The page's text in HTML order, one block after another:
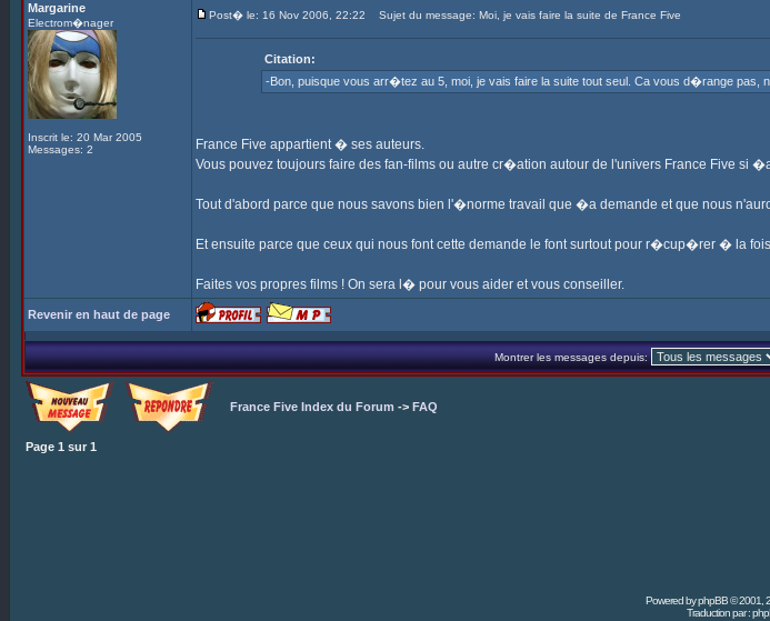
Margarine
Electrom�nager
Inscrit le: 20 Mar 2005
Messages: 2
Post� le: 16 Nov 2006, 22:22 Sujet du message: Moi, je vais faire la suite de France Five
Citation:
-Bon, puisque vous arr�tez au 5, moi, je vais faire la suite tout seul. Ca vous d�range pas,
France Five appartient � ses auteurs.
Vous pouvez toujours faire des fan-films ou autre cr�ation autour de l'univers France Five
Tout d'abord parce que nous savons bien l'�norme travail que �a demande et que nous
Et ensuite parce que ceux qui nous font cette demande le font surtout pour r�cup�rer � la
Faites vos propres films ! On sera l� pour vous aider et vous conseiller.
Revenir en haut de page
Montrer les messages depuis:
France Five Index du Forum -> FAQ
Page 1 sur 1
Powered byphpBB© 2001,
Traduction par :